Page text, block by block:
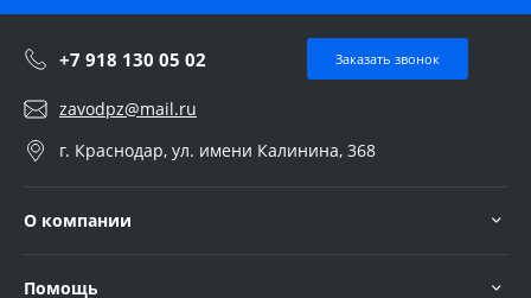
+7 918 130 05 02 Заказать звонок
zavodpz@mail.ru
г. Краснодар, ул. имени Калинина, 368
О компании
Помощь